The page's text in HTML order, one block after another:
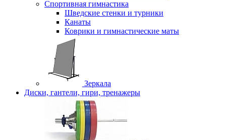
Спортивная гимнастика
Шведские стенки и турники
Канаты
Коврики и гимнастические маты
Зеркала
Диски, гантели, гири, тренажеры